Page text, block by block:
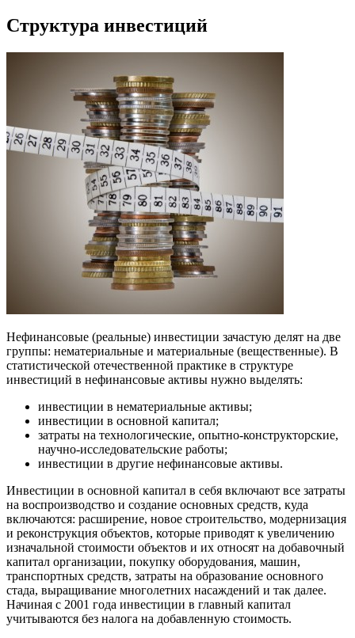
Структура инвестиций
Нефинансовые (реальные) инвестиции зачастую делят на две
группы: нематериальные и материальные (вещественные). В
статистической отечественной практике в структуре
инвестиций в нефинансовые активы нужно выделять:
инвестиции в нематериальные активы;
инвестиции в основной капитал;
затраты на технологические, опытно-конструкторские,
научно-исследовательские работы;
инвестиции в другие нефинансовые активы.
Инвестиции в основной капитал в себя включают все затраты
на воспроизводство и создание основных средств, куда
включаются: расширение, новое строительство, модернизация
и реконструкция объектов, которые приводят к увеличению
изначальной стоимости объектов и их относят на добавочный
капитал организации, покупку оборудования, машин,
транспортных средств, затраты на образование основного
стада, выращивание многолетних насаждений и так далее.
Начиная с 2001 года инвестиции в главный капитал
учитываются без налога на добавленную стоимость.